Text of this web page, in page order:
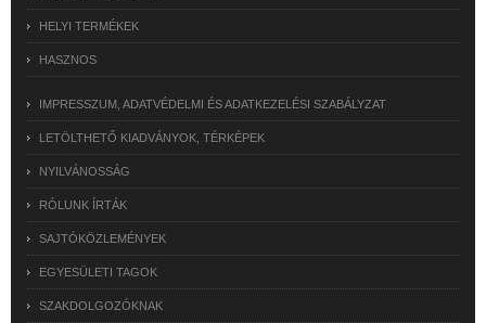
HELYI TERMÉKEK
HASZNOS
IMPRESSZUM, ADATVÉDELMI ÉS ADATKEZELÉSI SZABÁLYZAT
LETÖLTHETŐ KIADVÁNYOK, TÉRKÉPEK
NYILVÁNOSSÁG
RÓLUNK ÍRTÁK
SAJTÓKÖZLEMÉNYEK
EGYESÜLETI TAGOK
SZAKDOLGOZÓKNAK